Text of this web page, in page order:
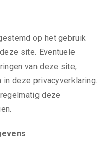
op het gebruik
site. Eventuele
van deze site,
deze privacyverklaring.
deze